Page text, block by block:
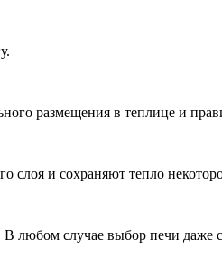
размещения в теплице и
и сохраняют тепло
любом случае выбор печи